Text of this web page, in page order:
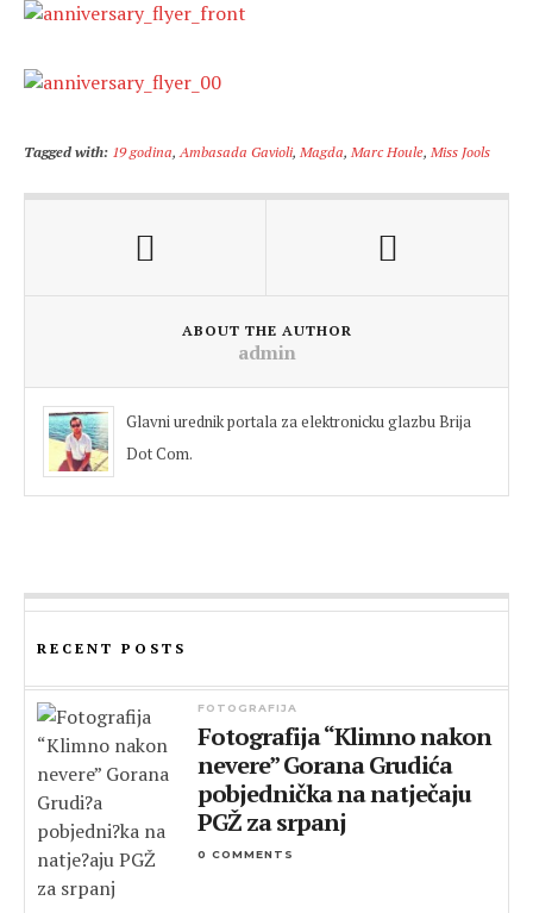
Tagged with: 19 godina, Ambasada Gavioli, Magda, Marc Houle, Miss Jools
ABOUT THE AUTHOR
admin
Glavni urednik portala za elektronicku glazbu Brija
Dot Com.
RECENT POSTS
FOTOGRAFIJA
Fotografija “Klimno nakon
nevere” Gorana Grudića
pobjednička na natječaju
PGŽ za srpanj
0 COMMENTS